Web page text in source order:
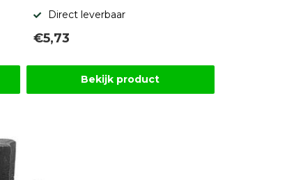
Direct leverbaar
€5,73
Bekijk product